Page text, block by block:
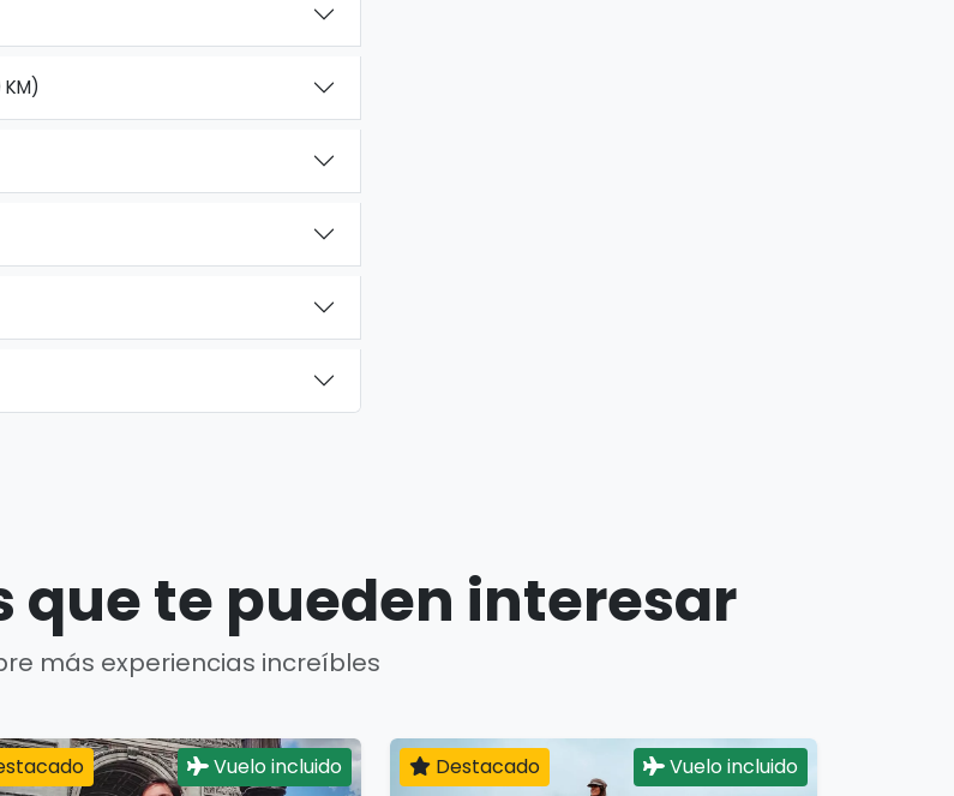
KM)
que te pueden interesar
más experiencias increíbles
Vuelo incluido Destacado Vuelo incluido